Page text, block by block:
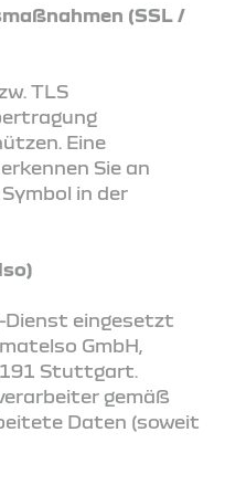
(SSL /
TLS
Eine
Sie an
in der
Dienst eingesetzt
GmbH,
Stuttgart.
gemäß
Daten (soweit